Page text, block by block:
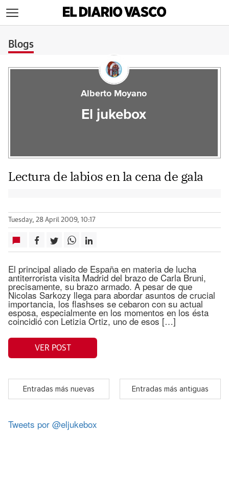
Blogs
Alberto Moyano
El jukebox
Lectura de labios en la cena de gala
Tuesday, 28 April 2009, 10:17
El principal aliado de España en materia de lucha
antiterrorista visita Madrid del brazo de Carla Bruni,
precisamente, su brazo armado. A pesar de que
Nicolas Sarkozy llega para abordar asuntos de crucial
importancia, los flashses se cebaron con su actual
esposa, especialmente en los momentos en los ésta
coincidió con Letizia Ortiz, uno de esos […]
VER POST
Entradas más nuevas Entradas más antiguas
Tweets por @eljukebox